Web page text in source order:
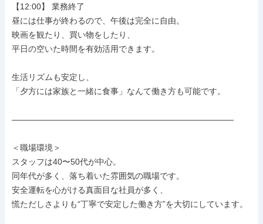
【12:00】 業務終了
昼には仕事が終わるので、午後は完全に自由。
映画を観たり、買い物をしたり、
平日の空いた時間を有効活用できます。
生活リズムも安定し、
「夕方には家族と一緒に食事」なんて働き方も可能です。
―――――――――――――――――――――――――――
＜職場環境＞
スタッフは40〜50代が中心。
同年代が多く、落ち着いた雰囲気の職場です。
安全運転を心がける真面目な社員が多く、
慌ただしさよりも“丁寧で安定した働き方”を大切にしています。